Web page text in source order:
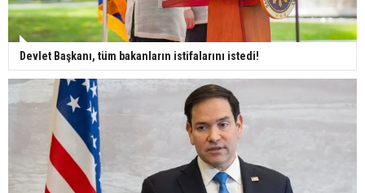
Devlet Başkanı, tüm bakanların istifalarını istedi!